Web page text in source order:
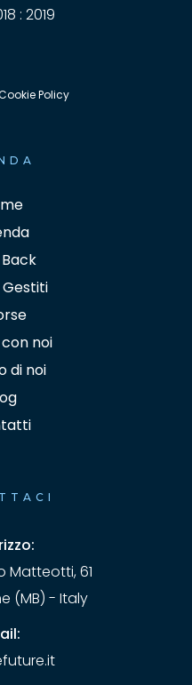
: 2019
Policy
Gestiti
noi
di noi
Matteotti, 61
(MB) - Italy